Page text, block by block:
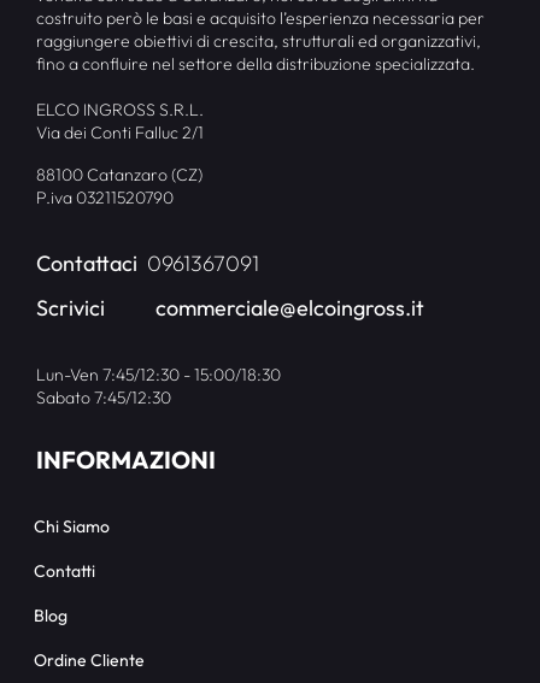
costruito però le basi e acquisito l’esperienza necessaria per
raggiungere obiettivi di crescita, strutturali ed organizzativi,
fino a confluire nel settore della distribuzione specializzata.
ELCO INGROSS S.R.L.
Via dei Conti Falluc 2/1
88100 Catanzaro (CZ)
P.iva 03211520790
Contattaci 0961367091
Scrivici
commerciale@elcoingross.it
Lun-Ven 7:45/12:30 - 15:00/18:30
Sabato 7:45/12:30
INFORMAZIONI
Chi Siamo
Contatti
Blog
Ordine Cliente